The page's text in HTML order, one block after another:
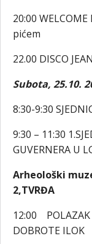
20:00
pićem
22.00 DISCO
Subota, 25.10.
8:30-9:30
9:30 – 11:30
GUVERNERA U
Arheološki
2,TVRĐA
12:00 POLAZAK
DOBROTE ILOK